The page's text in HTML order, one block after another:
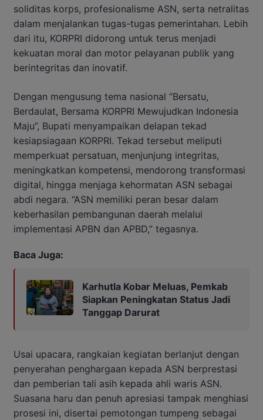
soliditas korps, profesionalisme ASN, serta netralitas
dalam menjalankan tugas-tugas pemerintahan. Lebih
dari itu, KORPRI didorong untuk terus menjadi
kekuatan moral dan motor pelayanan publik yang
berintegritas dan inovatif.
Dengan mengusung tema nasional “Bersatu,
Berdaulat, Bersama KORPRI Mewujudkan Indonesia
Maju”, Bupati menyampaikan delapan tekad
kesiapsiagaan KORPRI. Tekad tersebut meliputi
memperkuat persatuan, menjunjung integritas,
meningkatkan kompetensi, mendorong transformasi
digital, hingga menjaga kehormatan ASN sebagai
abdi negara. “ASN memiliki peran besar dalam
keberhasilan pembangunan daerah melalui
implementasi APBN dan APBD,” tegasnya.
Baca Juga:
Karhutla Kobar Meluas, Pemkab
Siapkan Peningkatan Status Jadi
Tanggap Darurat
Usai upacara, rangkaian kegiatan berlanjut dengan
penyerahan penghargaan kepada ASN berprestasi
dan pemberian tali asih kepada ahli waris ASN.
Suasana haru dan penuh apresiasi tampak menghiasi
prosesi ini, disertai pemotongan tumpeng sebagai